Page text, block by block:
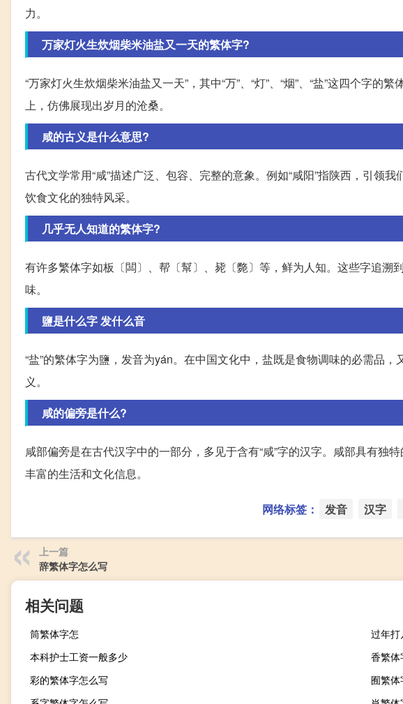
力。
万家灯火生炊烟柴米油盐又一天的繁体字?
“万家灯火生炊烟柴米油盐又一天”，其中“万”、“灯”、“烟”、“盐”这四个字的
上，仿佛展现出岁月的沧桑。
咸的古义是什么意思?
古代文学常用“咸”描述广泛、包容、完整的意象。例如“咸阳”指陕西，引领
饮食文化的独特风采。
几乎无人知道的繁体字?
有许多繁体字如板〔闆〕、帮〔幫〕、毙〔斃〕等，鲜为人知。这些字追溯
味。
鹽是什么字 发什么音
“盐”的繁体字为鹽，发音为yán。在中国文化中，盐既是食物调味的必需品
义。
咸的偏旁是什么?
咸部偏旁是在古代汉字中的一部分，多见于含有“咸”字的汉字。咸部具有独
丰富的生活和文化信息。
网络标签： 发音 汉字
上一篇
辞繁体字怎么写
相关问题
筒繁体字怎
过年打
本科护士工资一般多少
香繁体
彩的繁体字怎么写
囿繁